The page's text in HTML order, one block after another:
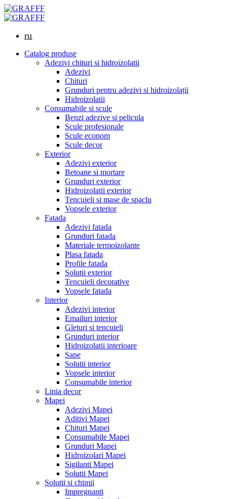
ru
Catalog produse
Adezivi chituri si hidroizolatii
Adezivi
Chituri
Grunduri pentru adezivi si hidroizolații
Hidroizolatii
Consumabile si scule
Benzi adezive si pelicula
Scule profesionale
Scule econom
Scule decor
Exterior
Adezivi exterior
Betoane si mortare
Grunduri exterior
Hidroizolatii exterior
Tencuieli si mase de spaclu
Vopsele exterior
Fatada
Adezivi fatada
Grunduri fatada
Materiale termoizolante
Plasa fatada
Profile fatada
Solutii exterior
Tencuieli decorative
Vopsele fatada
Interior
Adezivi interior
Emailuri interior
Gleturi si tencuieli
Grunduri interior
Hidroizolatii interioare
Sape
Solutii interior
Vopsele interior
Consumabile interior
Linia decor
Mapei
Adezivi Mapei
Aditivi Mapei
Chituri Mapei
Consumabile Mapei
Grunduri Mapei
Hidroizolari Mapei
Sigilanti Mapei
Solutii Mapei
Solutii si chimii
Impregnanti